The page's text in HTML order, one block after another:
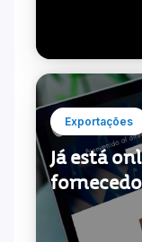
Exportações
Já está